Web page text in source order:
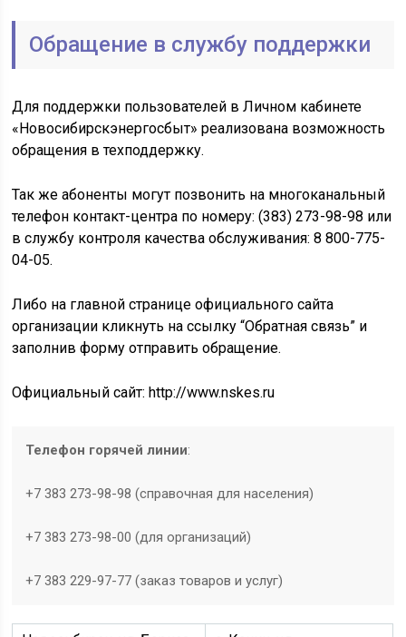
Обращение в службу поддержки
Для поддержки пользователей в Личном кабинете
«Новосибирскэнергосбыт» реализована возможность
обращения в техподдержку.
Так же абоненты могут позвонить на многоканальный
телефон контакт-центра по номеру: (383) 273-98-98 или
в службу контроля качества обслуживания: 8 800-775-
04-05.
Либо на главной странице официального сайта
организации кликнуть на ссылку “Обратная связь” и
заполнив форму отправить обращение.
Официальный сайт: http://www.nskes.ru
Телефон горячей линии:
+7 383 273-98-98 (справочная для населения)
+7 383 273-98-00 (для организаций)
+7 383 229-97-77 (заказ товаров и услуг)